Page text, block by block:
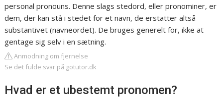
personal pronouns. Denne slags stedord, eller pronominer, er
dem, der kan stå i stedet for et navn, de erstatter altså
substantivet (navneordet). De bruges generelt for, ikke at
gentage sig selv i en sætning.
Anmodning om fjernelse
Se det fulde svar på gotutor.dk
Hvad er et ubestemt pronomen?